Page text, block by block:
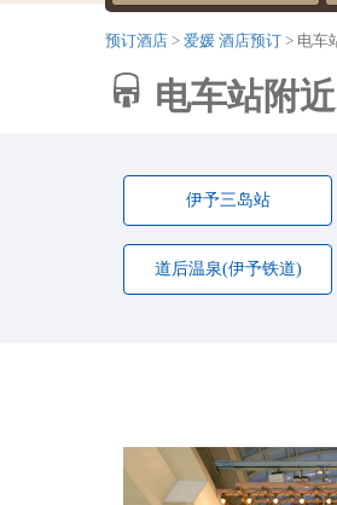
预订酒店 爱媛 酒店预订 电车
电车站附
伊予三岛站
道后温泉(伊予铁道)